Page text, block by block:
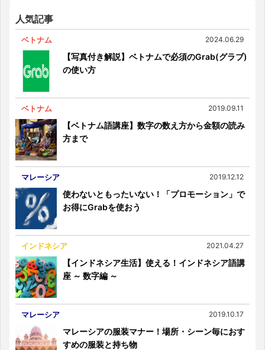
人気記事
ベトナム 2024.06.29
【写真付き解説】ベトナムで必須のGrab(グラブ)
の使い方
ベトナム 2019.09.11
【ベトナム語講座】数字の数え方から金額の読み
方まで
マレーシア 2019.12.12
使わないともったいない！「プロモーション」で
お得にGrabを使おう
インドネシア 2021.04.27
【インドネシア生活】使える！インドネシア語講
座 ～ 数字編 ～
マレーシア 2019.10.17
マレーシアの服装マナー！場所・シーン毎におす
すめの服装と持ち物